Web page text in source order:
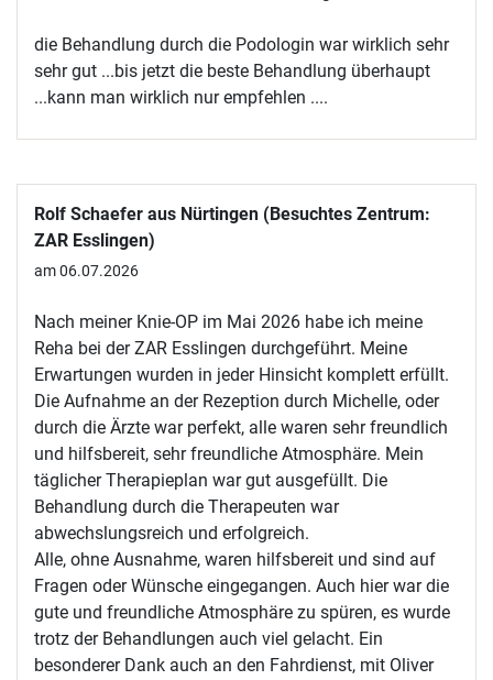
die Behandlung durch die Podologin war wirklich sehr
sehr gut ...bis jetzt die beste Behandlung überhaupt
...kann man wirklich nur empfehlen ....
Rolf Schaefer aus Nürtingen (Besuchtes Zentrum:
ZAR Esslingen)
am 06.07.2026
Nach meiner Knie-OP im Mai 2026 habe ich meine
Reha bei der ZAR Esslingen durchgeführt. Meine
Erwartungen wurden in jeder Hinsicht komplett erfüllt.
Die Aufnahme an der Rezeption durch Michelle, oder
durch die Ärzte war perfekt, alle waren sehr freundlich
und hilfsbereit, sehr freundliche Atmosphäre. Mein
täglicher Therapieplan war gut ausgefüllt. Die
Behandlung durch die Therapeuten war
abwechslungsreich und erfolgreich.
Alle, ohne Ausnahme, waren hilfsbereit und sind auf
Fragen oder Wünsche eingegangen. Auch hier war die
gute und freundliche Atmosphäre zu spüren, es wurde
trotz der Behandlungen auch viel gelacht. Ein
besonderer Dank auch an den Fahrdienst, mit Oliver